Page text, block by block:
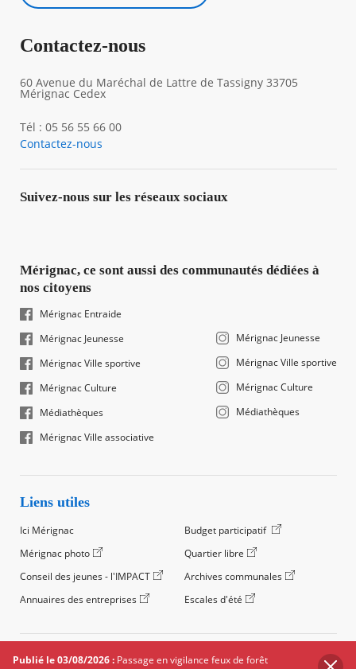
Publié le 03/08/2026 : Passage en vigilance feux de forêt
Contactez-nous
60 Avenue du Maréchal de Lattre de Tassigny 33705
Mérignac Cedex
Tél : 05 56 55 66 00
Contactez-nous
Suivez-nous sur les réseaux sociaux
Mérignac, ce sont aussi des communautés dédiées à
nos citoyens
Mérignac Entraide
Mérignac Jeunesse
Mérignac Ville sportive
Mérignac Culture
Médiathèques
Mérignac Ville associative
Mérignac Jeunesse
Mérignac Ville sportive
Mérignac Culture
Médiathèques
Liens utiles
Ici Mérignac
Budget participatif
Mérignac photo
Quartier libre
Conseil des jeunes - l'IMPACT
Archives communales
Annuaires des entreprises
Escales d'été
©2024 Ville de Mérignac, Tous droits réservés